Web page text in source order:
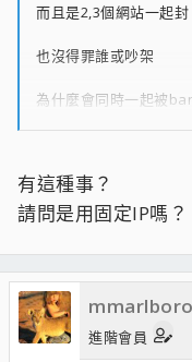
而且是2,3個網站一起
也沒得罪誰或吵架
為什麼會同時一起被
還是同區段都被封？有
有這種事？
請問是用固定IP嗎？
進階會員